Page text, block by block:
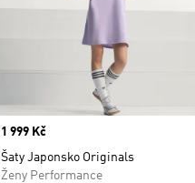
Price
1 999 Kč
Šaty Japonsko Originals
Ženy Performance